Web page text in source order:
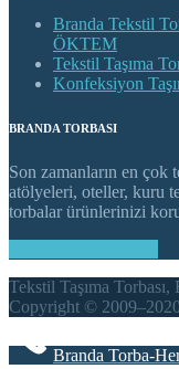
Branda Tekstil
ÖKTEM
Tekstil Taşıma
Konfeksiyon
BRANDA TORBASI
Son zamanların en
atölyeleri, oteller, kuru
torbalar ürünlerinizi
Tekstil Taşıma
Copyright ©
Branda Torba-